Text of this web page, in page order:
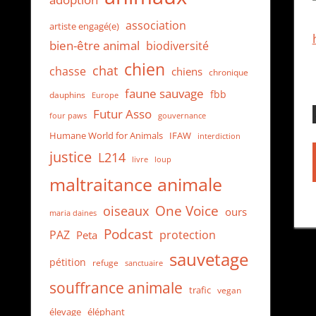
artiste engagé(e) association
bien-être animal biodiversité
chasse chat chien chiens chronique
dauphins
Europe faune sauvage fbb
four paws Futur Asso gouvernance
Humane World for Animals IFAW interdiction
justice L214 livre loup
maltraitance animale
maria daines oiseaux One Voice ours
PAZ Peta Podcast protection
pétition refuge sanctuaire sauvetage
souffrance animale trafic vegan
élevage éléphant